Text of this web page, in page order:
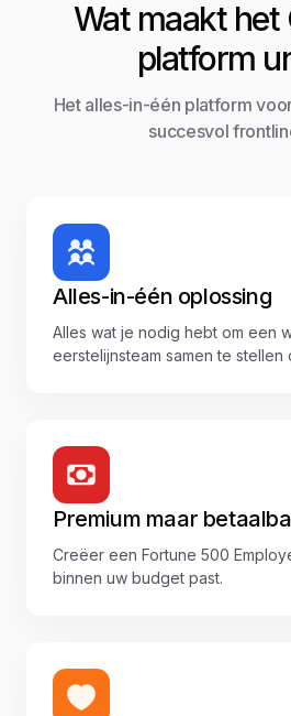
Wat maakt het
platform
Het alles-in-één platform
succesvol
Alles-in-één oplossing
Alles wat je nodig hebt om een
eerstelijnsteam samen te stellen
Premium maar
Creëer een Fortune 500
binnen uw budget past.